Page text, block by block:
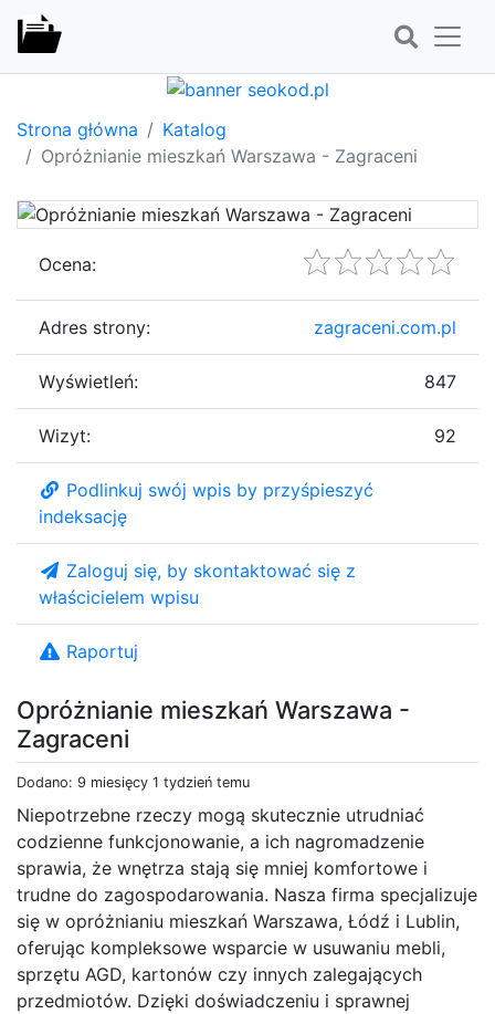
Strona główna
Katalog
Opróżnianie mieszkań Warszawa - Zagraceni
Opróżnianie mieszkań Warszawa -
Zagraceni
Dodano: 9 miesięcy 1 tydzień temu
Niepotrzebne rzeczy mogą skutecznie utrudniać
codzienne funkcjonowanie, a ich nagromadzenie
sprawia, że wnętrza stają się mniej komfortowe i
trudne do zagospodarowania. Nasza firma specjalizuje
się w opróżnianiu mieszkań Warszawa, Łódź i Lublin,
oferując kompleksowe wsparcie w usuwaniu mebli,
sprzętu AGD, kartonów czy innych zalegających
przedmiotów. Dzięki doświadczeniu i sprawnej
Ocena:
Adres strony: zagraceni.com.pl
Wyświetleń: 847
Wizyt: 92
Podlinkuj swój wpis by przyśpieszyć
indeksację
Zaloguj się, by skontaktować się z
właścicielem wpisu
Raportuj